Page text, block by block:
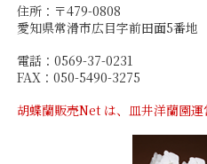
住所：〒479-0808
愛知県常滑市広目字前田面5番地
電話：0569-37-0231
FAX：050-5490-3275
胡蝶蘭販売Net は、皿井洋蘭園運